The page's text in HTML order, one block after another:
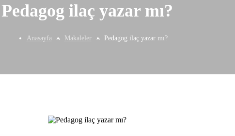
Pedagog ilaç yazar mı?
Anasayfa Makaleler Pedagog ilaç yazar mı?